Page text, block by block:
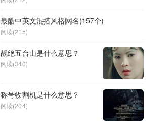
最酷中英文混搭风格网名(157个)
阅读(215)
靓绝五台山是什么意思？
阅读(340)
称号收割机是什么意思？
阅读(204)